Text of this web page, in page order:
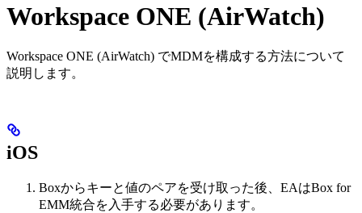
Workspace ONE (AirWatch)
Workspace ONE (AirWatch) でMDMを構成する方法について
説明します。
iOS
Boxからキーと値のペアを受け取った後、EAはBox for
EMM統合を入手する必要があります。